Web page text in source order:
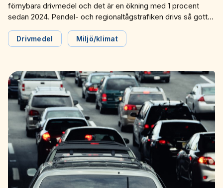
förnybara drivmedel och det är en ökning med 1 procent
sedan 2024. Pendel- och regionaltågstrafiken drivs så gott
bara på el. Det visar färsk statistik från Svensk
Kollektivtrafik.
Drivmedel Miljö/klimat